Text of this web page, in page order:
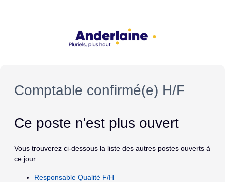
Comptable confirmé(e) H/F
Ce poste n'est plus ouvert
Vous trouverez ci-dessous la liste des autres postes ouverts à
ce jour :
Responsable Qualité F/H